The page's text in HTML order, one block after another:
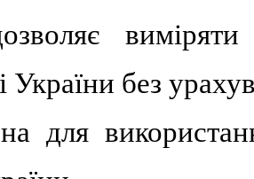
України без
для